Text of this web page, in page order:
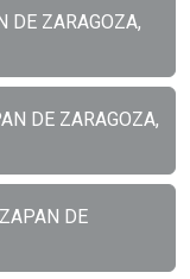
ZARAGOZA,
DE ZARAGOZA,
DE